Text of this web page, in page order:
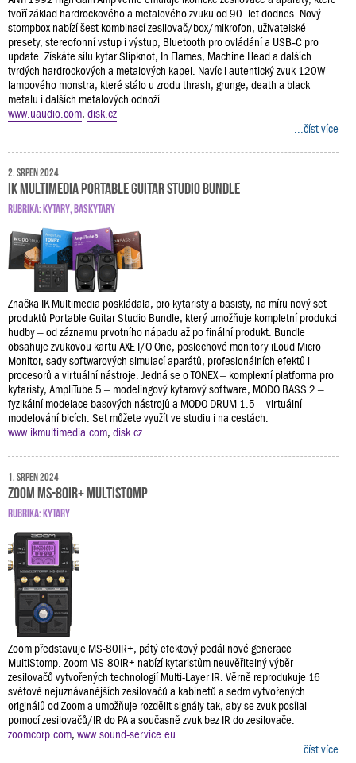
tvoří základ hardrockového a metalového zvuku od 90. let dodnes. Nový
stompbox nabízí šest kombinací zesilovač/box/mikrofon, uživatelské
presety, stereofonní vstup i výstup, Bluetooth pro ovládání a USB‑C pro
update. Získáte sílu kytar Slipknot, In Flames, Machine Head a dalších
tvrdých hardrockových a metalových kapel. Navíc i autentický zvuk 120W
lampového monstra, které stálo u zrodu thrash, grunge, death a black
metalu i dalších metalových odnoží.
www.uaudio.com, disk.cz
...číst více
2. srpen 2024
IK Multimedia Portable Guitar Studio Bundle
RUBRIKA:KYTARY BASKYTARY
Značka IK Multimedia poskládala, pro kytaristy a basisty, na míru nový set
produktů Portable Guitar Studio Bundle, který umožňuje kompletní produkci
hudby – od záznamu prvotního nápadu až po finální produkt. Bundle
obsahuje zvukovou kartu AXE I/O One, poslechové monitory iLoud Micro
Monitor, sady softwarových simulací aparátů, profesionálních efektů i
procesorů a virtuální nástroje. Jedná se o TONEX – komplexní platforma pro
kytaristy, AmpliTube 5 – modelingový kytarový software, MODO BASS 2 –
fyzikální modelace basových nástrojů a MODO DRUM 1.5 – virtuální
modelování bicích. Set můžete využít ve studiu i na cestách.
www.ikmultimedia.com, disk.cz
1. srpen 2024
Zoom MS-80IR+ MultiStomp
RUBRIKA:KYTARY
Zoom představuje MS-80IR+, pátý efektový pedál nové generace
MultiStomp. Zoom MS-80IR+ nabízí kytaristům neuvěřitelný výběr
zesilovačů vytvořených technologií Multi-Layer IR. Věrně reprodukuje 16
světově nejuznávanějších zesilovačů a kabinetů a sedm vytvořených
originálů od Zoom a umožňuje rozdělit signály tak, aby se zvuk posílal
pomocí zesilovačů/IR do PA a současně zvuk bez IR do zesilovače.
zoomcorp.com, www.sound-service.eu
...číst více